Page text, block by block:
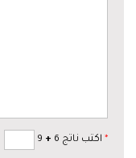
* اكتب ناتج 6 +